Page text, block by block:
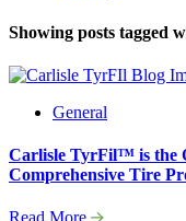
Showing posts tagged
General
Carlisle TyrFil™ is the
Comprehensive Tire